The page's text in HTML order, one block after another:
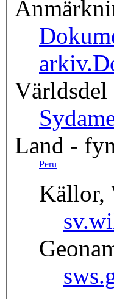
arkiv.
Världsdel
Land -
Peru
Källor,